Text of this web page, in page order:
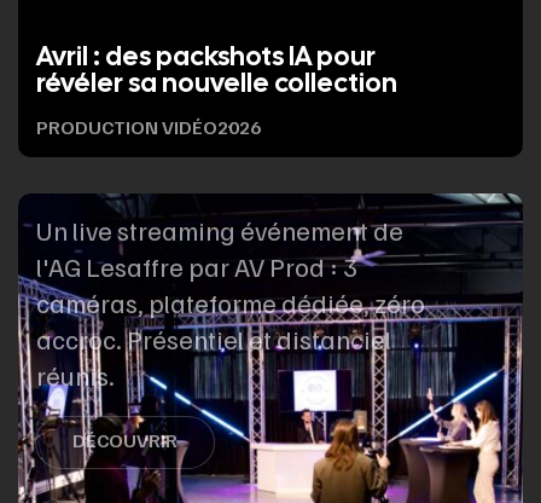
Avril : des packshots IA pour
révéler sa nouvelle collection
PRODUCTION VIDÉO2026
Un live streaming événement de
l'AG Lesaffre par AV Prod : 3
caméras, plateforme dédiée, zéro
accroc. Présentiel et distanciel
réunis.
DÉCOUVRIR